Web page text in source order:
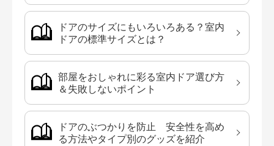
ドアのサイズにもいろいろある？室内
ドアの標準サイズとは？
部屋をおしゃれに彩る室内ドア選び方
＆失敗しないポイント
ドアのぶつかりを防止 安全性を高め
る方法やタイプ別のグッズを紹介